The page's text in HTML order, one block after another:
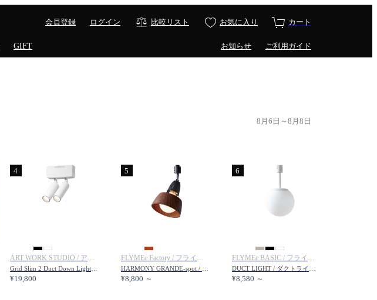
会員登録 ログイン 比較リスト お気に入り カート
GIFT お知らせ ご利用ガイド
8月6日～8月8日
4
¥19,800
5
¥8,800 ～
6
¥8,580 ～